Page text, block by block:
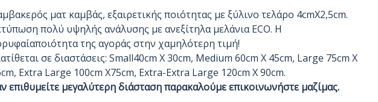
ματ καμβάς, εξαιρετικής ποιότητας με ξύλινο τελάρο 4cmΧ2,5cm.
πολύ υψηλής ανάλυσης με ανεξίτηλα μελάνια ECO. Η
της αγοράς στην χαμηλότερη τιμή!
σε διαστάσεις: Small40cm X 30cm, Medium 60cm X 45cm, Large 75cm X
Extra Large 100cm X75cm, Extra-Extra Large 120cm X 90cm.
επιθυμείτε μεγαλύτερη διάσταση παρακαλούμε επικοινωνήστε μαζίμας.